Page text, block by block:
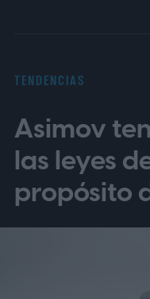
TENDENCIAS
Asimov
las leyes
propósito